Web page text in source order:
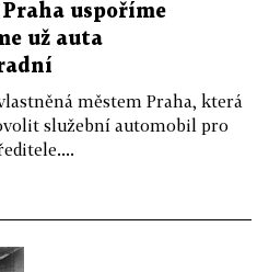
uspoříme
už auta
městem Praha, která
služební automobil pro